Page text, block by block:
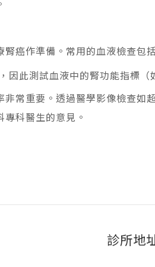
癌作準備。常用的血液檢查包括
因此測試血液中的腎功能指標
常重要。透過醫學影像檢查
科醫生的意見。
診所地